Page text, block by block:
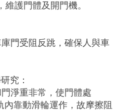
護門體及開門機。
門受阻反跳，確保人與車
究：
淨重非常，使門體處
內靠動滑輪運作，故摩擦阻